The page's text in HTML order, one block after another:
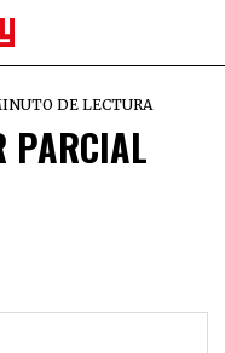
DE LECTURA
PARCIAL